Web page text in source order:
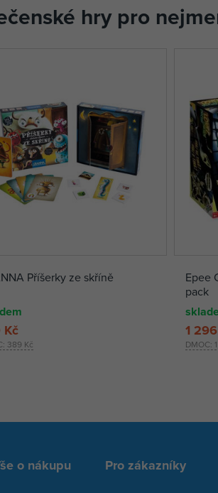
hry pro
Příšerky ze skříně
389 Kč
Epee
pack
DMOC:
1
o nákupu Pro zákazníky